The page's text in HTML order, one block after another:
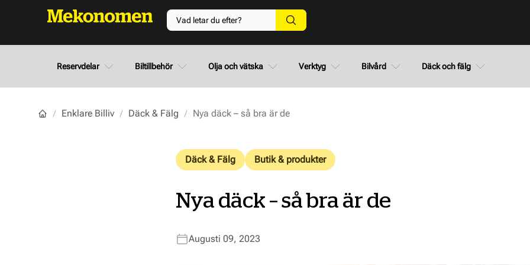
Reservdelar Biltillbehör Olja och vätska Verktyg Bilvård Däck och fälg
Enklare Billiv Däck & Fälg Nya däck – så bra är de
Däck & Fälg Butik & produkter
Nya däck – så bra är de
Augusti 09, 2023